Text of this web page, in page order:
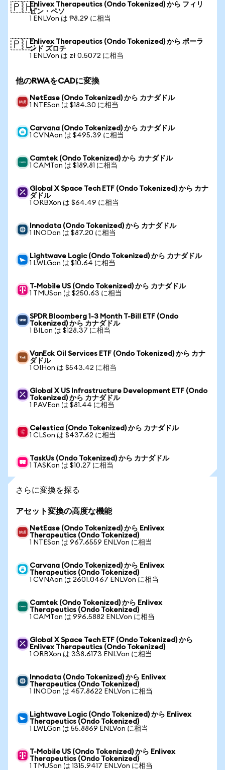
🇵🇭Enlivex Therapeutics (Ondo Tokenized) から フィリ
ピン・ペソ
1 ENLVon は ₱8.29 に相当
🇵🇱Enlivex Therapeutics (Ondo Tokenized) から ポーラ
ンド ズロチ
1 ENLVon は zł 0.5072 に相当
他のRWAをCADに変換
NetEase (Ondo Tokenized) から カナダドル
1 NTESon は $184.30 に相当
Carvana (Ondo Tokenized) から カナダドル
1 CVNAon は $495.39 に相当
Camtek (Ondo Tokenized) から カナダドル
1 CAMTon は $189.81 に相当
Global X Space Tech ETF (Ondo Tokenized) から カナ
ダドル
1 ORBXon は $64.49 に相当
Innodata (Ondo Tokenized) から カナダドル
1 INODon は $87.20 に相当
Lightwave Logic (Ondo Tokenized) から カナダドル
1 LWLGon は $10.64 に相当
T-Mobile US (Ondo Tokenized) から カナダドル
1 TMUSon は $250.63 に相当
SPDR Bloomberg 1-3 Month T-Bill ETF (Ondo
Tokenized) から カナダドル
1 BILon は $128.37 に相当
VanEck Oil Services ETF (Ondo Tokenized) から カナ
ダドル
1 OIHon は $543.42 に相当
Global X US Infrastructure Development ETF (Ondo
Tokenized) から カナダドル
1 PAVEon は $81.44 に相当
Celestica (Ondo Tokenized) から カナダドル
1 CLSon は $437.62 に相当
TaskUs (Ondo Tokenized) から カナダドル
1 TASKon は $10.27 に相当
さらに変換を探る
アセット変換の高度な機能
NetEase (Ondo Tokenized) から Enlivex
Therapeutics (Ondo Tokenized)
1 NTESon は 967.6559 ENLVon に相当
Carvana (Ondo Tokenized) から Enlivex
Therapeutics (Ondo Tokenized)
1 CVNAon は 2601.0467 ENLVon に相当
Camtek (Ondo Tokenized) から Enlivex
Therapeutics (Ondo Tokenized)
1 CAMTon は 996.5882 ENLVon に相当
Global X Space Tech ETF (Ondo Tokenized) から
Enlivex Therapeutics (Ondo Tokenized)
1 ORBXon は 338.6173 ENLVon に相当
Innodata (Ondo Tokenized) から Enlivex
Therapeutics (Ondo Tokenized)
1 INODon は 457.8622 ENLVon に相当
Lightwave Logic (Ondo Tokenized) から Enlivex
Therapeutics (Ondo Tokenized)
1 LWLGon は 55.8869 ENLVon に相当
T-Mobile US (Ondo Tokenized) から Enlivex
Therapeutics (Ondo Tokenized)
1 TMUSon は 1315.9417 ENLVon に相当